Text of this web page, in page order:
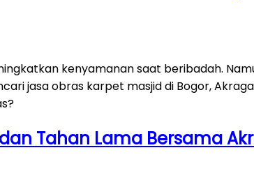
kenyamanan saat beribadah.
jasa obras karpet masjid di Bogor,
Tahan Lama Bersama